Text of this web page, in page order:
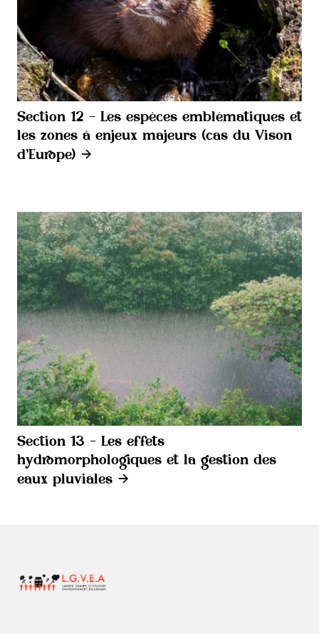
Section 12 - Les espèces emblématiques et
les zones à enjeux majeurs (cas du Vison
d’Europe)
Section 13 - Les effets
hydromorphologiques et la gestion des
eaux pluviales